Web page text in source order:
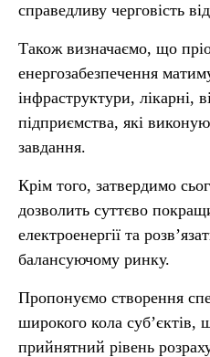
справедливу черговість
Також визначаємо, що
енергозабезпечення
інфраструктури, лікарні,
підприємства, які
завдання.
Крім того, затвердимо
дозволить суттєво
електроенергії та
балансуючому ринку.
Пропонуємо створення
широкого кола субʼєктів,
прийнятний рівень